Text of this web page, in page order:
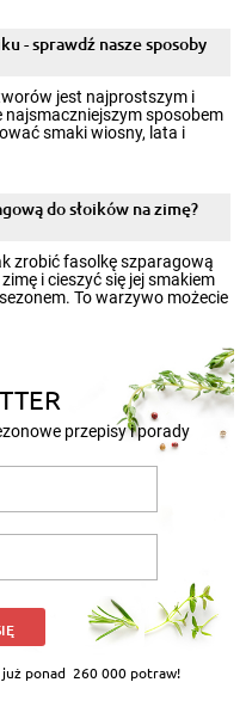
- sprawdź nasze sposoby
jest najprostszym i
najsmaczniejszym sposobem
smaki wiosny, lata i
cieszyć nimi oko w sezonie
cieplejszych
słoików ze
zachować świeżość
do słoików na zimę?
zrobić fasolkę szparagową
i cieszyć się jej smakiem
To warzywo możecie
przepisy i porady
ponad 260 000 potraw!